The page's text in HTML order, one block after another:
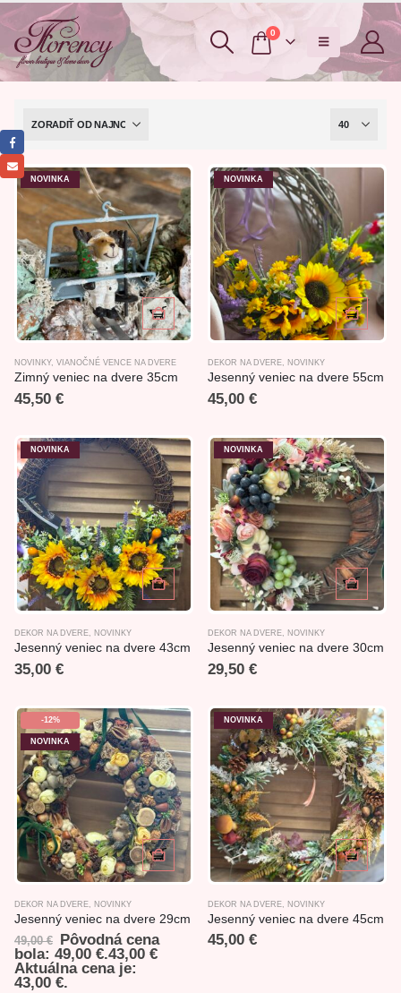
0
NOVINKA
NOVINKY, VIANOČNÉ VENCE NA DVERE
Zimný veniec na dvere 35cm
45,50 €
NOVINKA
DEKOR NA DVERE, NOVINKY
Jesenný veniec na dvere 55cm
45,00 €
NOVINKA
DEKOR NA DVERE, NOVINKY
Jesenný veniec na dvere 43cm
35,00 €
NOVINKA
DEKOR NA DVERE, NOVINKY
Jesenný veniec na dvere 30cm
29,50 €
-12%
NOVINKA
DEKOR NA DVERE NOVINKY
Jesenný veniec na dvere 29cm
49,00€
Pôvodná cena
bola: 49,00 €.43,00 €
Aktuálna cena je:
43,00 €.
NOVINKA
DEKOR NA DVERE NOVINKY
Jesenný veniec na dvere 45cm
45,00 €